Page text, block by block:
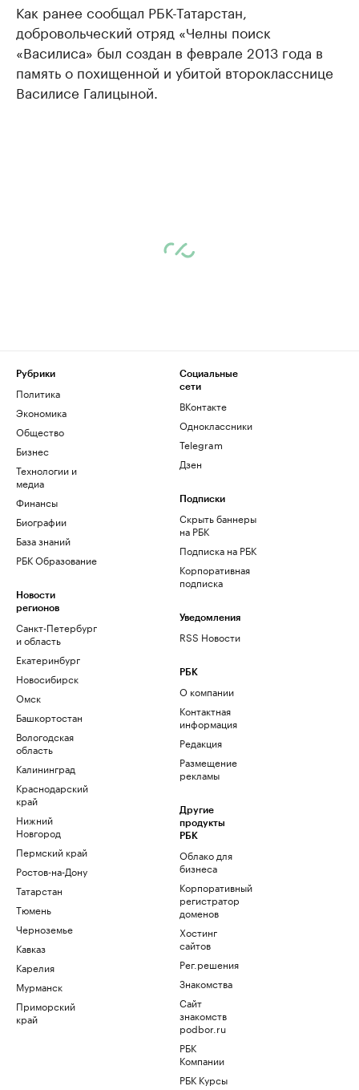
Как ранее сообщал РБК-Татарстан,
добровольческий отряд «Челны поиск
«Василиса» был создан в феврале 2013 года в
память о похищенной и убитой второкласснице
Василисе Галицыной.
Рубрики
Политика
Экономика
Общество
Бизнес
Технологии и
медиа
Финансы
Биографии
База знаний
РБК Образование
Новости
регионов
Санкт-Петербург
и область
Екатеринбург
Новосибирск
Омск
Башкортостан
Вологодская
область
Калининград
Краснодарский
край
Нижний
Новгород
Пермский край
Ростов-на-Дону
Татарстан
Тюмень
Черноземье
Кавказ
Карелия
Мурманск
Приморский
край
Социальные
сети
ВКонтакте
Одноклассники
Telegram
Дзен
Подписки
Скрыть баннеры
на РБК
Подписка на РБК
Корпоративная
подписка
Уведомления
RSS Новости
РБК
О компании
Контактная
информация
Редакция
Размещение
рекламы
Другие
продукты
РБК
Облако для
бизнеса
Корпоративный
регистратор
доменов
Хостинг
сайтов
Рег.решения
Знакомства
Сайт
знакомств
podbor.ru
РБК
Компании
РБК Курсы